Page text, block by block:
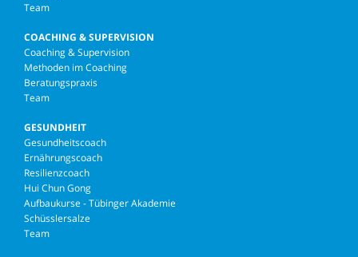
Team
COACHING & SUPERVISION
Coaching & Supervision
Methoden im Coaching
Beratungspraxis
Team
GESUNDHEIT
Gesundheitscoach
Ernährungscoach
Resilienzcoach
Hui Chun Gong
Aufbaukurse - Tübinger Akademie
Schüsslersalze
Team